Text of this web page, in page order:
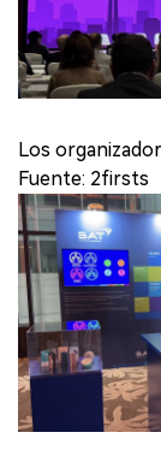
Los
Fuente: 2firsts